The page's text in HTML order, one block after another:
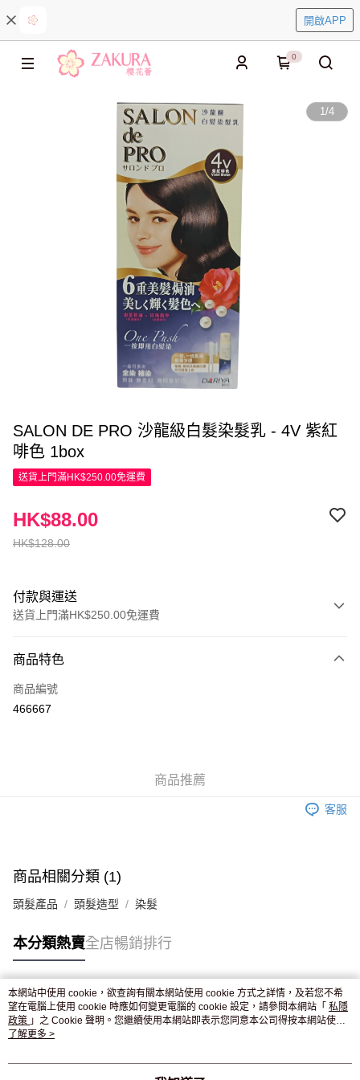
開啟APP
0
1/4
SALON DE PRO 沙龍級白髮染髮乳 - 4V 紫紅
啡色 1box
送貨上門滿HK$250.00免運費
HK$128.00
HK$88.00
付款與運送
送貨上門滿HK$250.00免運費
信用卡
Apple Pay
商品特色
商品編號
466667
商品推薦
客服
商品相關分類 (1)
頭髮產品 頭髮造型 染髮
本分類熱賣全店暢銷排行
熱門標籤
熱銷排行
本網站中使用 cookie，欲查詢有關本網站使用 cookie 方式之詳情，及若您不希
望在電腦上使用 cookie 時應如何變更電腦的 cookie 設定，請參閱本網站「 私隱
政策 」之 Cookie 聲明。您繼續使用本網站即表示您同意本公司得按本網站使用
條款之 Cookie 聲明使用 cookie。
了解更多 >